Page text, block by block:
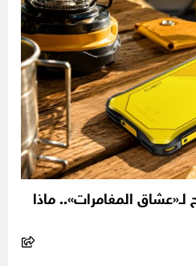
المغامرات».. ماذا